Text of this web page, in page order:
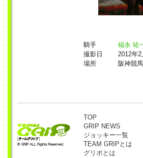
騎手
福永 祐
撮影日
2012年2
場所
阪神競
TOP
GRIP NEWS
ジョッキー一覧
TEAM GRIPとは
グリポとは